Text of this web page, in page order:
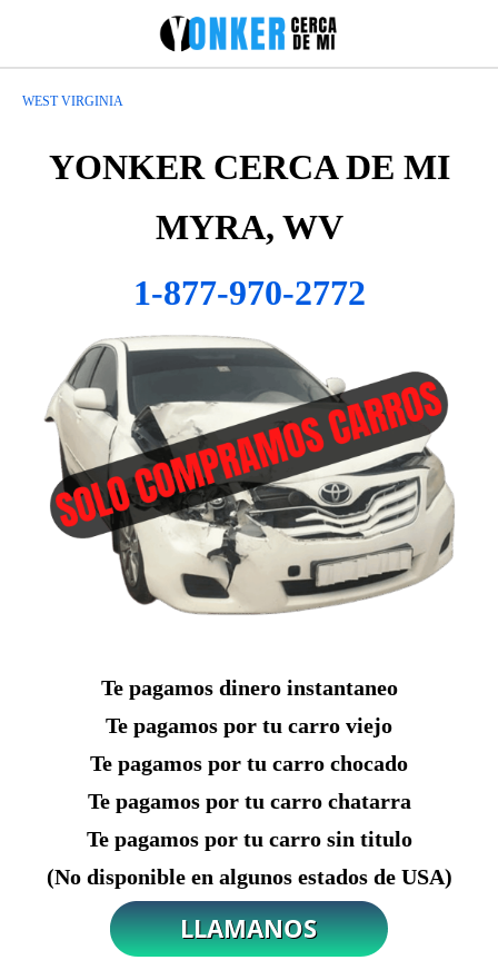
WEST VIRGINIA
YONKER CERCA DE MI
MYRA, WV
1-877-970-2772
Te pagamos dinero instantaneo
Te pagamos por tu carro viejo
Te pagamos por tu carro chocado
Te pagamos por tu carro chatarra
Te pagamos por tu carro sin titulo
(No disponible en algunos estados de USA)